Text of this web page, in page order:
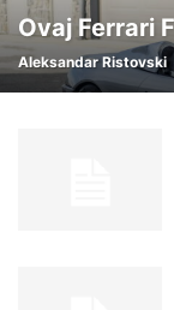
Ovaj Ferrari
Aleksandar Ristovski